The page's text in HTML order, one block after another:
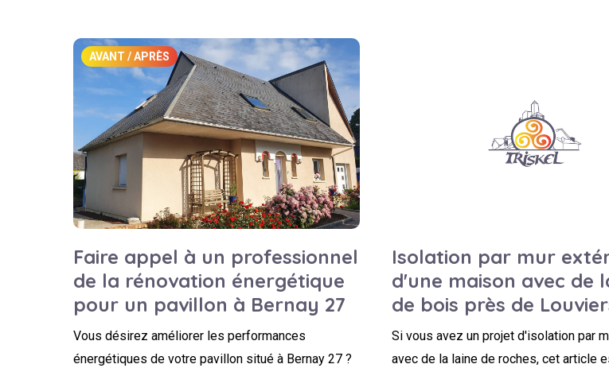
AVANT / APRÈS
Faire appel à un professionnel
de la rénovation énergétique
pour un pavillon à Bernay 27
Vous désirez améliorer les performances
énergétiques de votre pavillon situé à Bernay 27 ?
Isolation par mur
d'une maison avec de
de bois près de
Si vous avez un projet d'isolation par
avec de la laine de roches, cet article